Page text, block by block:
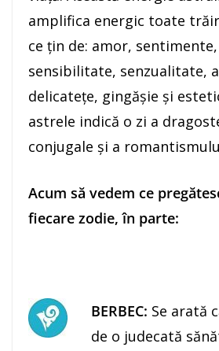
amplifica energic toate
ce ţin de: amor,
sensibilitate, senzualitate,
delicateţe, gingăşie şi
astrele indică o zi a
conjugale şi a
Acum să vedem ce
fiecare zodie, în parte:
BERBEC: Se arată
de o judecată